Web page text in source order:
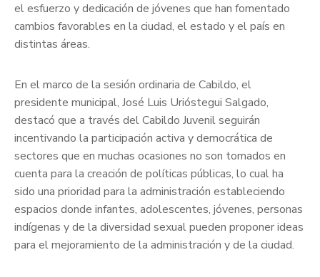
el esfuerzo y dedicación de jóvenes que han fomentado
cambios favorables en la ciudad, el estado y el país en
distintas áreas.
En el marco de la sesión ordinaria de Cabildo, el
presidente municipal, José Luis Urióstegui Salgado,
destacó que a través del Cabildo Juvenil seguirán
incentivando la participación activa y democrática de
sectores que en muchas ocasiones no son tomados en
cuenta para la creación de políticas públicas, lo cual ha
sido una prioridad para la administración estableciendo
espacios donde infantes, adolescentes, jóvenes, personas
indígenas y de la diversidad sexual pueden proponer ideas
para el mejoramiento de la administración y de la ciudad.